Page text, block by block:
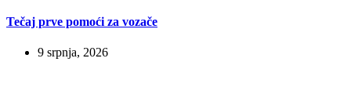
Tečaj prve pomoći za vozače
9 srpnja, 2026